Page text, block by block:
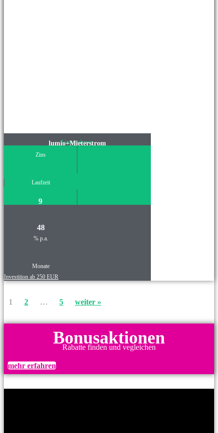
Unternehmen
lumio+Mieterstrom
Zins
Laufzeit
9
48
% p.a.
Monate
Investition ab 250 EUR
1 2 … 5 weiter »
Bonusaktionen
Rabatte finden und vegleichen
mehr erfahren